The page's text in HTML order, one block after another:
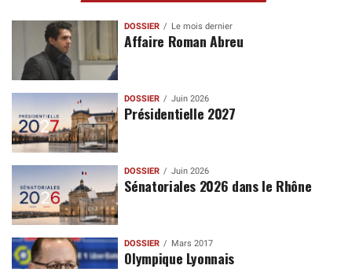
DOSSIER Le mois dernier
Affaire Roman Abreu
DOSSIER Juin 2026
Présidentielle 2027
DOSSIER Juin 2026
Sénatoriales 2026 dans le Rhône
DOSSIER Mars 2017
Olympique Lyonnais